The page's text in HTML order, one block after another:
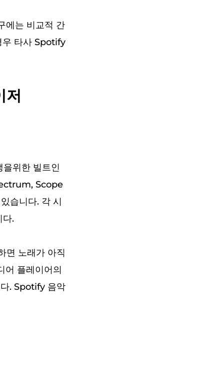
에는 비교적 간
우 타사 Spotify
저
위한 빌트인
Scope
습니다. 각 시
다.
면 노래가 아직
어 플레이어의
. Spotify 음악